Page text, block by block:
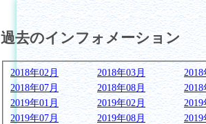
過去のインフォメーション
2018年02月 2018年03月
2018
2018年07月
2018年08月
2018
2019年01月
2019年02月
2019
2019年07月
2019年08月
2019